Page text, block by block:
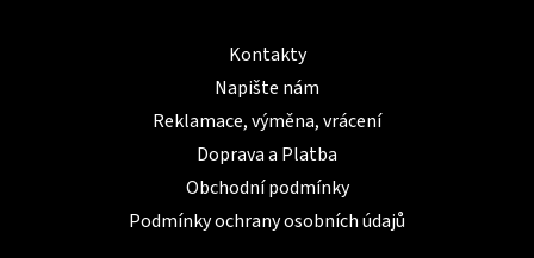
Kontakty
Napište nám
Reklamace, výměna, vrácení
Doprava a Platba
Obchodní podmínky
Podmínky ochrany osobních údajů